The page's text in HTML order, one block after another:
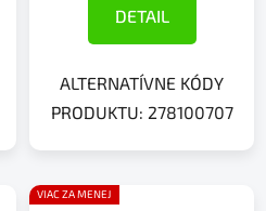
DETAIL
ALTERNATÍVNE KÓDY
PRODUKTU: 278100707
VIAC ZA MENEJ